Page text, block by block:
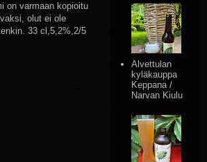
on varmaan kopioitu
olut ei ole
33 cl,5,2%,2/5
Alvettulan
kyläkauppa
Keppana /
Narvan Kiulu